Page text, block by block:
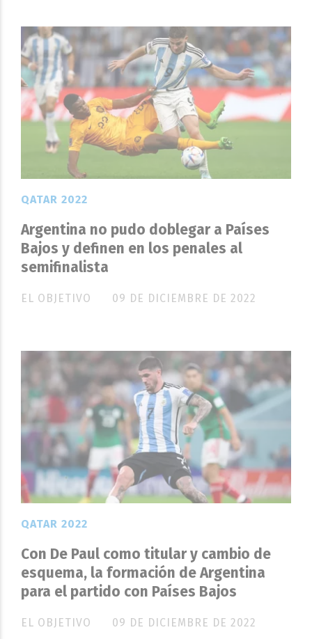
Argentina no pudo doblegar a Países
Bajos y definen en los penales al
semifinalista
EL OBJETIVO
QATAR 2022
09 DE DICIEMBRE DE 2022
Con De Paul como titular y cambio de
esquema, la formación de Argentina
para el partido con Países Bajos
EL OBJETIVO
QATAR 2022
09 DE DICIEMBRE DE 2022